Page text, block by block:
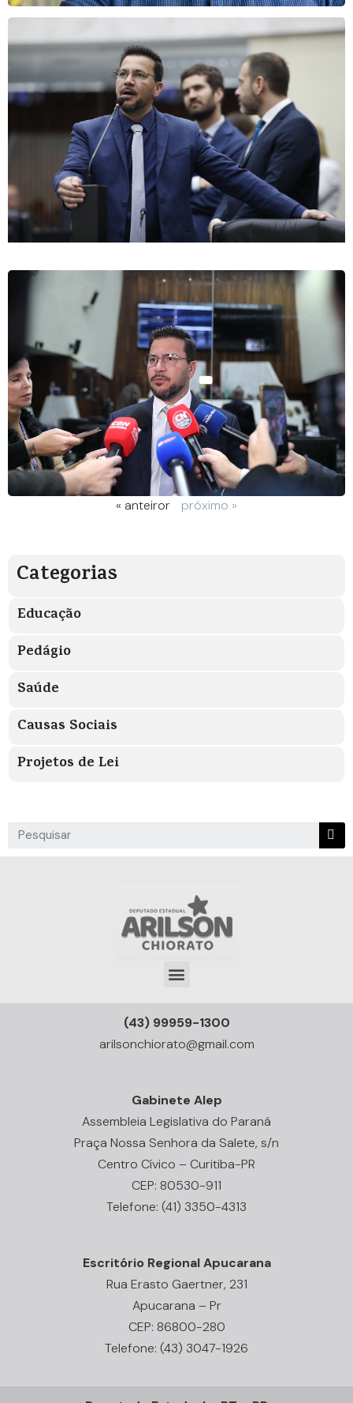
« anteiror próximo »
Categorias
Educação
Pedágio
Saúde
Causas Sociais
Projetos de Lei
(43) 99959-1300
arilsonchiorato@gmail.com
Gabinete Alep
Assembleia Legislativa do Paraná
Praça Nossa Senhora da Salete, s/n
Centro Cívico – Curitiba-PR
CEP: 80530-911
Telefone: (41) 3350-4313
Escritório Regional Apucarana
Rua Erasto Gaertner, 231
Apucarana – Pr
CEP: 86800-280
Telefone: (43) 3047-1926